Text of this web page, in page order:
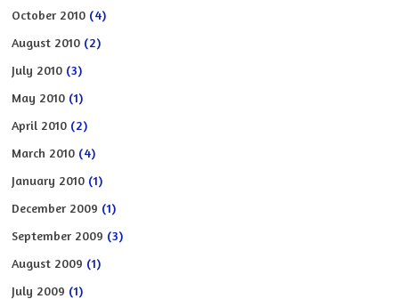
October 2010 (4)
August 2010 (2)
July 2010 (3)
May 2010 (1)
April 2010 (2)
March 2010 (4)
January 2010 (1)
December 2009 (1)
September 2009 (3)
August 2009 (1)
July 2009 (1)